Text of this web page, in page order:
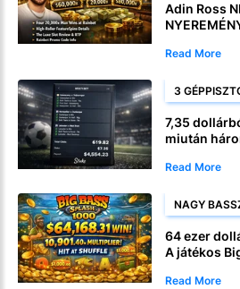
Adin Ross
Read More
3
7,35
miután
fogadásba
Read More
NAGY
64 ezer
A játékos
Read More